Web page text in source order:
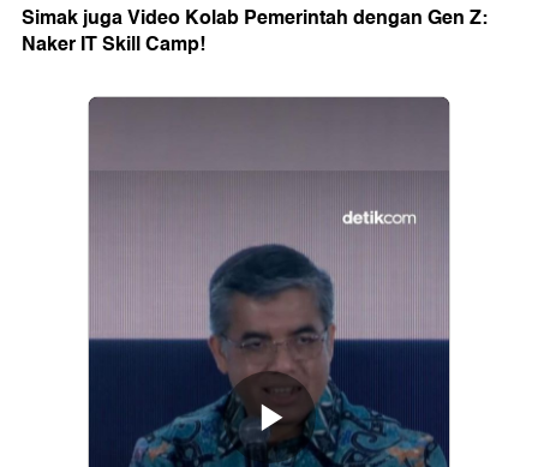
Simak juga Video Kolab Pemerintah dengan Gen Z:
Naker IT Skill Camp!